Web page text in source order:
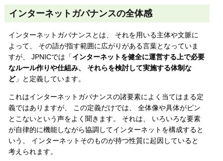
インターネットガバナンスの全体感
インターネットガバナンスとは、 それを用いる主体や文脈に
よって、 その語が指す範囲に広がりがある言葉となっていま
すが、 JPNICでは「インターネットを健全に運営する上で必要
なルール作りや仕組み、 それらを検討して実施する体制な
ど」と定義しています。
これはインターネットガバナンスの諸要素によく当てはまる定
義ではありますが、 この定義だけでは、 全体像や具体がピン
とこないという声をよく聞きます。 それは、 いろいろな要素
が自律的に機能しながら協調してインターネットを構成すると
いう、 インターネットそのものが持つ性質に起因していると
考えられます。